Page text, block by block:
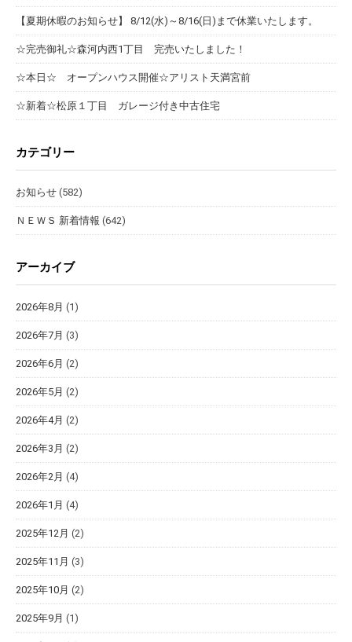
【夏期休暇のお知らせ】 8/12(水)～8/16(日)まで休業いたします。
☆完売御礼☆森河内西1丁目 完売いたしました！
☆本日☆ オープンハウス開催☆アリスト天満宮前
☆新着☆松原１丁目 ガレージ付き中古住宅
カテゴリー
お知らせ (582)
ＮＥＷＳ 新着情報 (642)
アーカイブ
2026年8月 (1)
2026年7月 (3)
2026年6月 (2)
2026年5月 (2)
2026年4月 (2)
2026年3月 (2)
2026年2月 (4)
2026年1月 (4)
2025年12月 (2)
2025年11月 (3)
2025年10月 (2)
2025年9月 (1)